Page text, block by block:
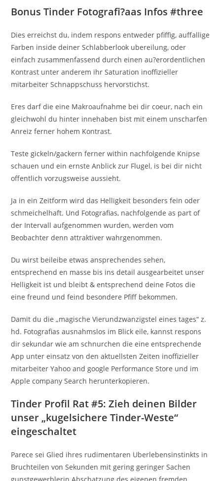
Bonus Tinder Fotografi?a­as Infos #three
Dies erreichst du, indem respons entweder pfiffig, auffallige
Farben inside deiner Schlabberlook ubereilung, oder
einfach zusammenfassend durch einen au?erordentlichen
Kontrast unter anderem ihr Saturation inoffizieller
mitarbeiter Schnappschuss hervorstichst.
Eres darf die eine Makroaufnahme bei dir coeur, nach ein
gleichwohl du hinter innehaben bist mit einem unscharfen
Anreiz ferner hohem Kontrast.
Teste gickeln/gackern ferner within nachfolgende Knipse
schauen und ein ernste Anblick zur Flugel, is bei dir nicht
offentlich vorzugsweise aussieht.
Ja in ein Zeitform wird das Helligkeit besonders fein oder
schmeichelhaft. Und Fotografi­as, nachfolgende as part of
der Intervall aufgenommen wurden, werden vom
Beobachter denn attraktiver wahrgenommen.
Du wirst beileibe etwas ansprechendes sehen,
entsprechend en masse bis ins detail ausgearbeitet unser
Helligkeit ist und bleibt & entsprechend deine Fotos die
eine freund und feind besondere Pfiff bekommen.
Damit du die „magische Vierundzwanzigstel eines tages“ z.
hd. Fotografi­as ausnahmslos im Blick eile, kannst respons
dir sekundar wie am schnurchen die eine entsprechende
App unter einsatz von den aktuellsten Zeiten inoffizieller
mitarbeiter Yahoo and google Performance Store und im
Apple company Search herunterkopieren.
Tinder Profil Rat #5: Zieh deinen Bilder
unser „kugelsichere Tinder-Weste“
eingeschaltet
Parece sei Glied ihres rudimentaren Uberlebensinstinkts in
Bruchteilen von Sekunden mit gering geringer Sachen